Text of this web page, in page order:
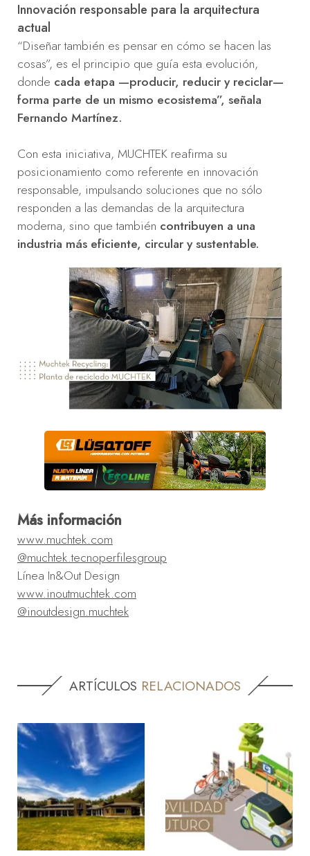
Innovación responsable para la arquitectura
actual
“Diseñar también es pensar en cómo se hacen las
cosas”, es el principio que guía esta evolución,
donde cada etapa —producir, reducir y reciclar—
forma parte de un mismo ecosistema”, señala
Fernando Martínez.
Con esta iniciativa, MUCHTEK reafirma su
posicionamiento como referente en innovación
responsable, impulsando soluciones que no sólo
responden a las demandas de la arquitectura
moderna, sino que también contribuyen a una
industria más eficiente, circular y sustentable.
Más información
www.muchtek.com
@muchtek.tecnoperfilesgroup
Línea In&Out Design
www.inoutmuchtek.com
@inoutdesign.muchtek
ARTÍCULOS RELACIONADOS